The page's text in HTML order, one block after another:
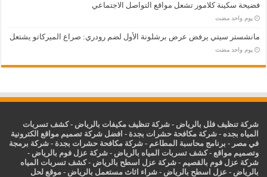
فضيحة سكينة كلامور تشعل مواقع التواصل الاجتماعي
‏يوم واحد مضت
مانشستر سيتي يرفض عرض برشلونة الأول لضم رودري: صراع الميركاتو يشتعل
‏يوم واحد مضت
شركة تنظيف فلل بالرياض -شركة تنظيف مكيفات بالرياض -كشف تسربات
المياه بجده -شركة مكافحة حشرات بجدة - افضل شركة تصميم مواقع الكترونية
في مصر - برنامج محاسبة المطاعم -شركة مكافحة حشرات بجدة -شركة برمجة
وتصميم مواقع -كشف تسربات المياه بالرياض -شركة عزل فوم بالرياض -
شركة عزل فوم بالقصيم -شركة عزل اسطح بالرياض -كشف تسربات المياه
بالرياض - عزل اسطح بالرياض -شراء اثاث مستعمل بالرياض - موقع لحل